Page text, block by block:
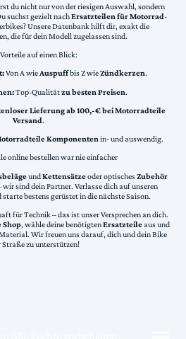
du nicht nur von der riesigen Auswahl, sondern
suchst gezielt nachErsatzteilen für Motorrad-
Unsere Datenbank hilft dir, exakt die
die für dein Modell zugelassen sind.
auf einen Blick:
Von A wieAuspuffbis Z wieZündkerzen.
Top-Qualitätzu besten Preisen.
Lieferung ab 100,-€ bei Motorradteile
Versand.
Komponentenin- und auswendig.
online bestellen war nie einfacher
undKettensätzeoder optischesZubehör
wir sind dein Partner. Verlasse dich auf unseren
starte bestens gerüstet in die nächste Saison.
für Technik – das ist unser Versprechen an dich.
Shop, wähle deine benötigtenErsatzteileaus und
Wir freuen uns darauf, dich und dein Bike
Straße zu unterstützen!